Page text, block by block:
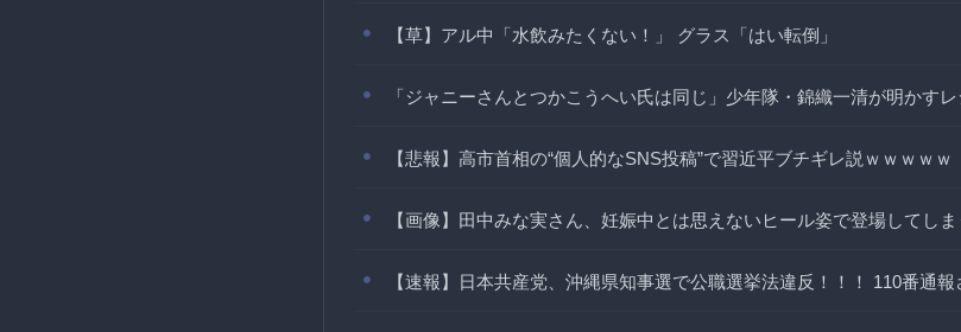
【草】アル中「水飲みたくない！」 グラス「はい転倒」
「ジャニーさんとつかこうへい氏は同じ」少年隊・錦織一清が明かす
【悲報】高市首相の“個人的なSNS投稿”で習近平ブチギレ説ｗｗｗｗｗ
【画像】田中みな実さん、妊娠中とは思えないヒール姿で登場してしま
【速報】日本共産党、沖縄県知事選で公職選挙法違反！！！ 110番通